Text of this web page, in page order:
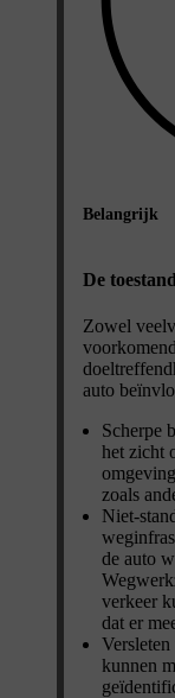
Belangrijk
De
Zowel
auto
Scherpe
het zicht
zoals
Niet-
de auto
verkeer
dat er
kunnen